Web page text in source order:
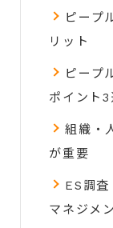
ピープ
リット
ピープ
ポイント3
組織・
が重要
ES調
マネジメ